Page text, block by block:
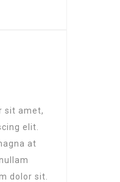
sit amet,
elit.
at
dolor sit.